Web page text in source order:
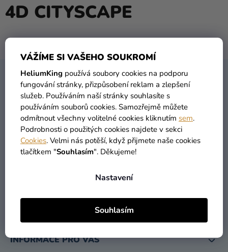
VÁŽÍME SI VAŠEHO SOUKROMÍ
HeliumKing používá soubory cookies na podporu
fungování stránky, přizpůsobení reklam a zlepšení
služeb. Používáním naší stránky souhlasíte s
používáním souborů cookies. Samozřejmě můžete
odmítnout všechny volitelné cookies kliknutím sem.
Podrobnosti o použitých cookies najdete v sekci
Cookies. Velmi nás potěší, když přijmete naše cookies
tlačítkem "Souhlasím". Děkujeme!
Nastavení
Souhlasím
Helium
a
Svatba
Párty
Výzdoba
a
doplňky
Kostýmy
Oblečení
Dárky
merch
Svátky
4D CITYSCAPE
KONTAKT
info@heliumking.cz
INFORMACE PRO VÁS